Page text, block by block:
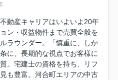
動産キャリアはいよいよ20年
ン・収益物件まで売買全般を
ラウンダー。「慎重に、しか
に、長期的な視点でお客様に
。宅建士の資格を持ち、リフ
も豊富。河合町エリアの中古